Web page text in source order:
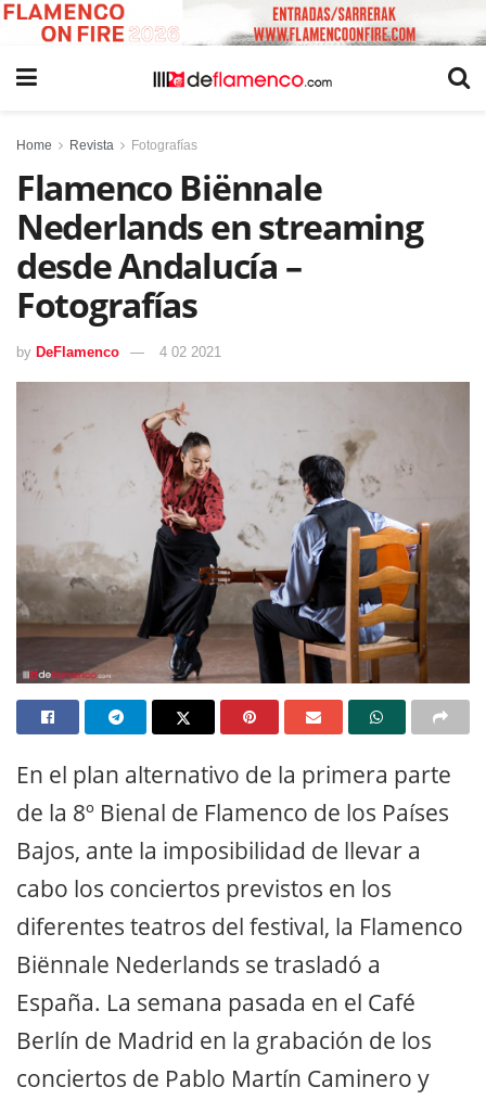
Home Revista Fotografías
Flamenco Biënnale
Nederlands en streaming
desde Andalucía –
Fotografías
by DeFlamenco 4 02 2021
En el plan alternativo de la primera parte
de la 8º Bienal de Flamenco de los Países
Bajos, ante la imposibilidad de llevar a
cabo los conciertos previstos en los
diferentes teatros del festival, la Flamenco
Biënnale Nederlands se trasladó a
España. La semana pasada en el Café
Berlín de Madrid en la grabación de los
conciertos de Pablo Martín Caminero y